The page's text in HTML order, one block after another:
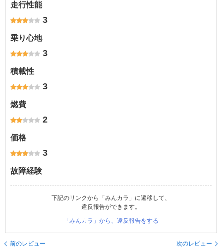
走行性能
3
乗り心地
3
積載性
3
燃費
2
価格
3
故障経験
下記のリンクから「みんカラ」に遷移して、
違反報告ができます。
「みんカラ」から、違反報告をする
前のレビュー 次のレビュー